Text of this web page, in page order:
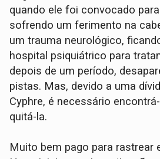
quando ele foi convocado
sofrendo um ferimento na
um trauma neurológico,
hospital psiquiátrico para
depois de um período,
pistas. Mas, devido a uma
Cyphre, é necessário
quitá-la.
Muito bem pago para rastrear